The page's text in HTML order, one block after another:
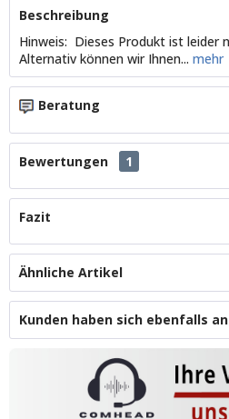
Beschreibung
Hinweis: Dieses Produkt ist leider
Alternativ können wir Ihnen... mehr
Beratung
Bewertungen 1
Fazit
Ähnliche Artikel
Kunden haben sich ebenfalls